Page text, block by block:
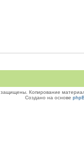
Копирование
Создано на основе